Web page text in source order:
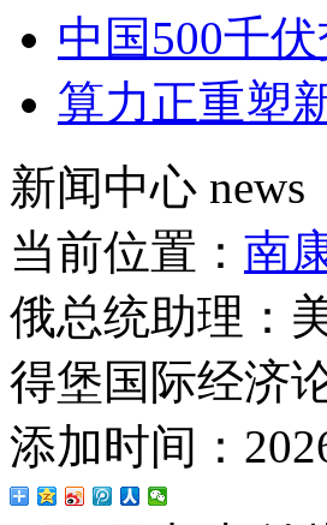
中国500千
算力正重塑
新闻中心 news
当前位置： 南
俄总统助理：
得堡国际经济
添加时间：